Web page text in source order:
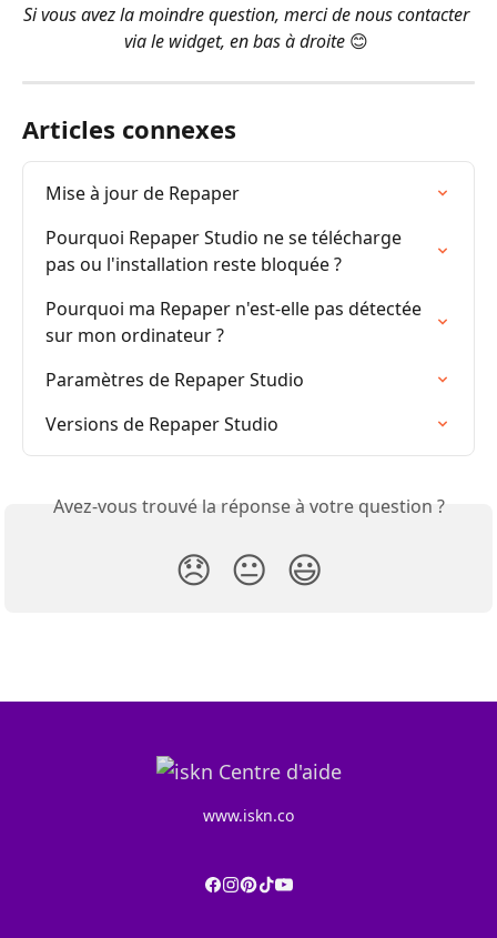
Si vous avez la moindre question, merci de nous contacter
via le widget, en bas à droite 😊
Articles connexes
Mise à jour de Repaper
Pourquoi Repaper Studio ne se télécharge
pas ou l'installation reste bloquée ?
Pourquoi ma Repaper n'est-elle pas détectée
sur mon ordinateur ?
Paramètres de Repaper Studio
Versions de Repaper Studio
Avez-vous trouvé la réponse à votre question ?
😞 😐 😃
www.iskn.co